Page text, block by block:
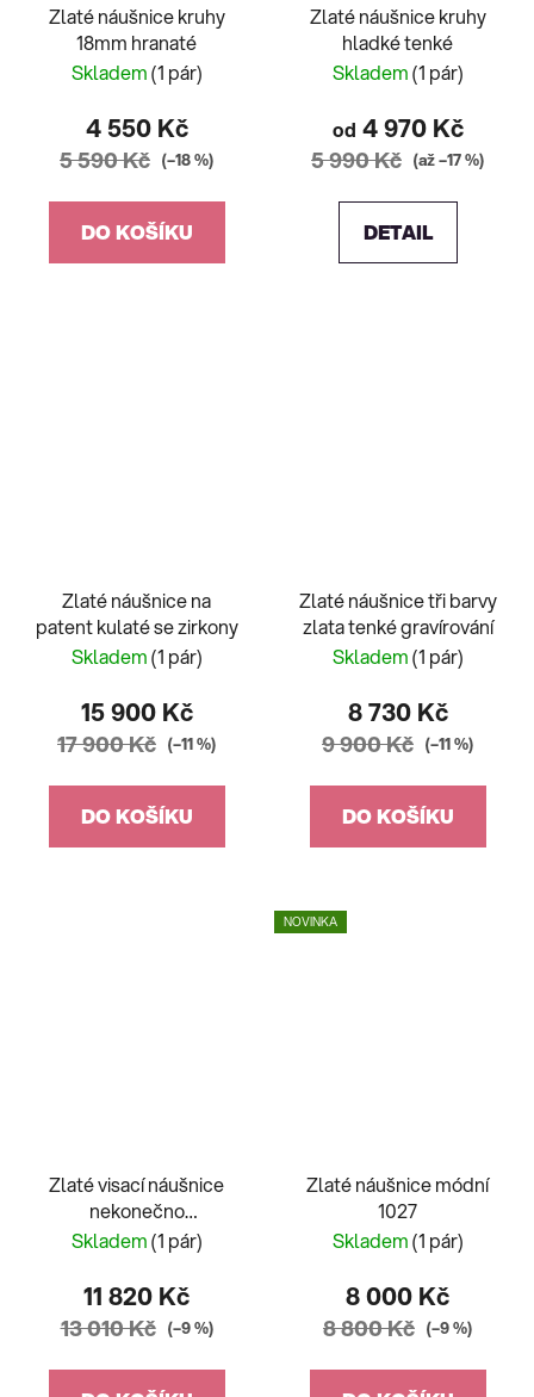
Zlaté náušnice kruhy
18mm hranaté
Skladem(1 pár)
4 550 Kč
5 590 Kč (–18 %)
DO KOŠÍKU
Zlaté náušnice kruhy
hladké tenké
Skladem(1 pár)
od 4 970 Kč
5 990 Kč (až –17 %)
DETAIL
Zlaté náušnice na
patent kulaté se zirkony
Skladem(1 pár)
15 900 Kč
17 900 Kč (–11 %)
DO KOŠÍKU
Zlaté náušnice tři barvy
zlata tenké gravírování
Skladem(1 pár)
8 730 Kč
9 900 Kč (–11 %)
DO KOŠÍKU
Zlaté visací náušnice
nekonečno
dvoubarevné
Skladem(1 pár)
11 820 Kč
13 010 Kč (–9 %)
NOVINKA
Zlaté náušnice módní
1027
Skladem(1 pár)
8 000 Kč
8 800 Kč (–9 %)